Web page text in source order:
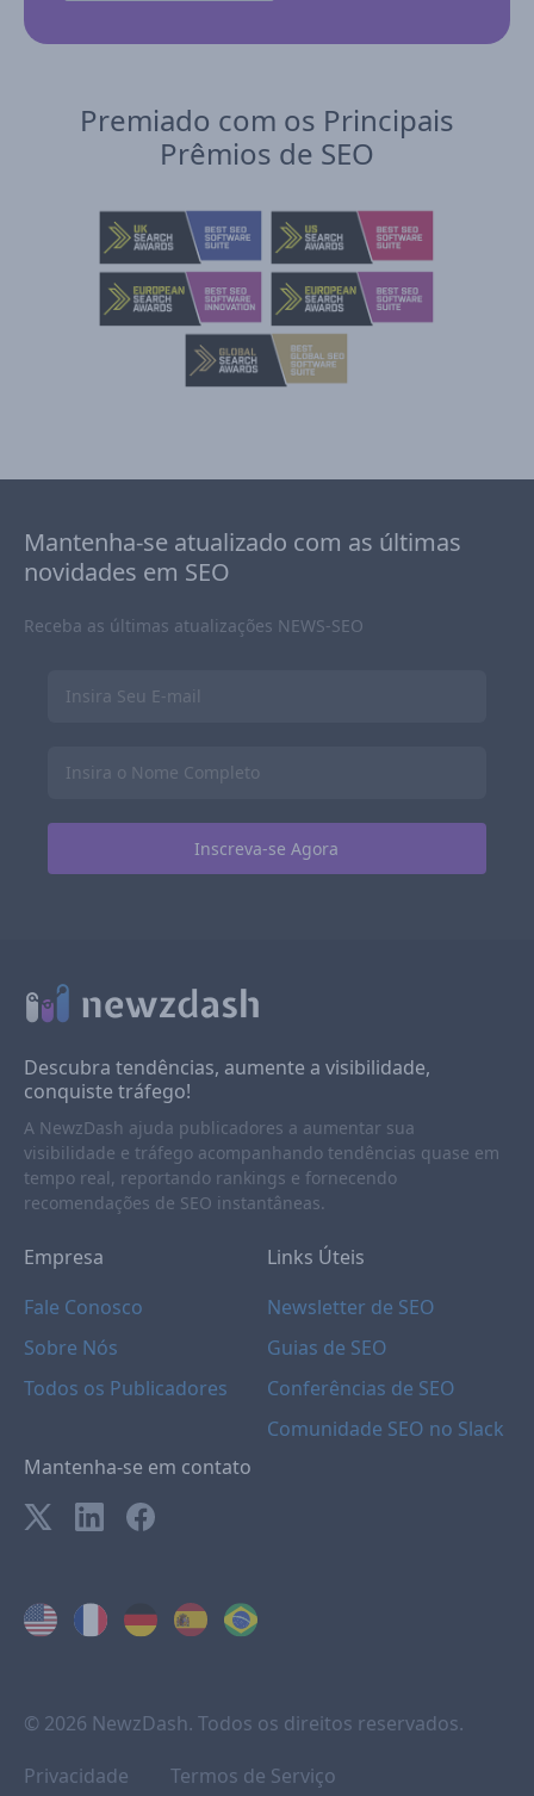
Premiado com os Principais
Prêmios de SEO
Mantenha-se atualizado com as últimas
novidades em SEO
Receba as últimas atualizações NEWS-SEO
Descubra tendências, aumente a visibilidade,
conquiste tráfego!
A NewzDash ajuda publicadores a aumentar sua
visibilidade e tráfego acompanhando tendências quase em
tempo real, reportando rankings e fornecendo
recomendações de SEO instantâneas.
Empresa
Fale Conosco
Sobre Nós
Todos os Publicadores
Links Úteis
Newsletter de SEO
Guias de SEO
Conferências de SEO
Comunidade SEO no Slack
Mantenha-se em contato
© 2026 NewzDash. Todos os direitos reservados.
Privacidade
Termos de Serviço